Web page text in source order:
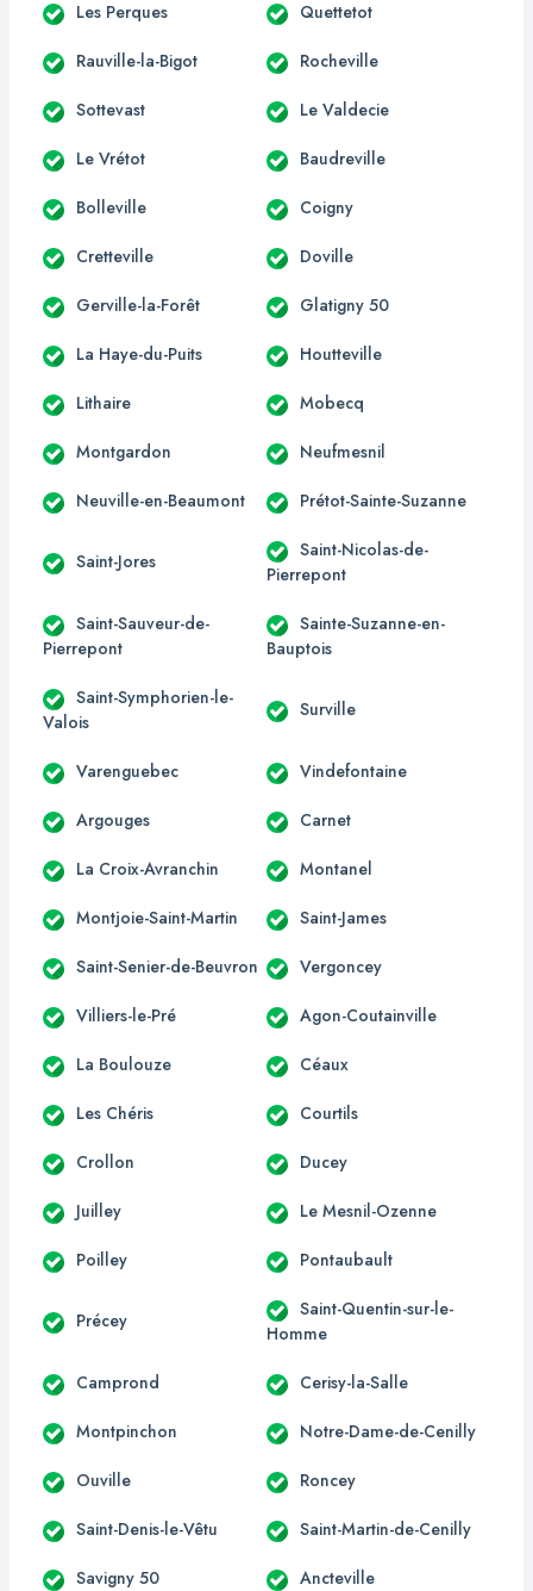
Les Perques Quettetot
Rauville-la-Bigot Rocheville
Sottevast Le Valdecie
Le Vrétot Baudreville
Bolleville Coigny
Cretteville Doville
Gerville-la-Forêt Glatigny 50
La Haye-du-Puits Houtteville
Lithaire Mobecq
Montgardon Neufmesnil
Neuville-en-Beaumont Prétot-Sainte-Suzanne
Saint-Jores
Saint-Nicolas-de-
Pierrepont
Saint-Sauveur-de-
Pierrepont
Sainte-Suzanne-en-
Bauptois
Saint-Symphorien-le-
Valois
Surville
Varenguebec Vindefontaine
Argouges Carnet
La Croix-Avranchin Montanel
Montjoie-Saint-Martin Saint-James
Saint-Senier-de-Beuvron Vergoncey
Villiers-le-Pré Agon-Coutainville
La Boulouze Céaux
Les Chéris Courtils
Crollon Ducey
Juilley Le Mesnil-Ozenne
Poilley Pontaubault
Précey
Saint-Quentin-sur-le-
Homme
Camprond Cerisy-la-Salle
Montpinchon Notre-Dame-de-Cenilly
Ouville Roncey
Saint-Denis-le-Vêtu Saint-Martin-de-Cenilly
Savigny 50 Ancteville